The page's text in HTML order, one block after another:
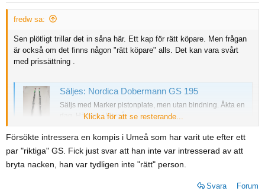
n
fredw sa:
Sen plötligt trillar det in såna här. Ett kap för rätt köpare. Men frågan
är också om det finns någon "rätt köpare" alls. Det kan vara svårt
med prissättning .
Säljes: Nordica Dobermann GS 195
Säljs med Marker pistonplate, men utan bindning. Åkta en
dag. Hämtas i Umeå.
www.freeride.se
Klicka för att se resterande...
Försökte intressera en kompis i Umeå som har varit ute efter ett
par "riktiga" GS. Fick just svar att han inte var intresserad av att
bryta nacken, han var tydligen inte "rätt" person.
Svara Forum